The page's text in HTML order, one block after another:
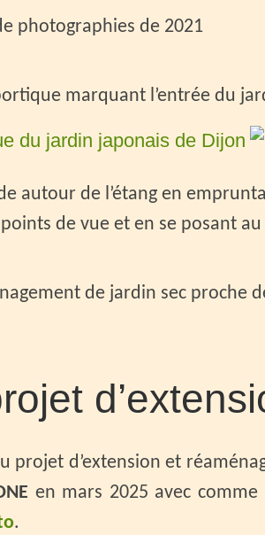
photographies de 2021
marquant l’entrée du
autour de l’étang en
de vue et en se posant
de jardin sec proche
projet d’extension et
en mars 2025 avec
.